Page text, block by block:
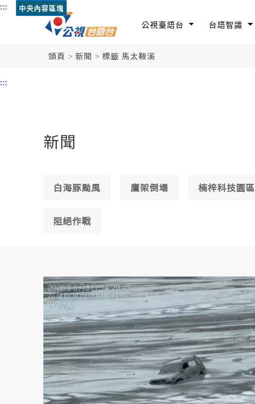
::: 中央內容區塊
公視臺語台 台語智識
頭頁 新聞 標籤 馬太鞍溪
:::
新聞
白海豚颱風 鷹架倒塌 楠梓科技園區
阻絕作戰